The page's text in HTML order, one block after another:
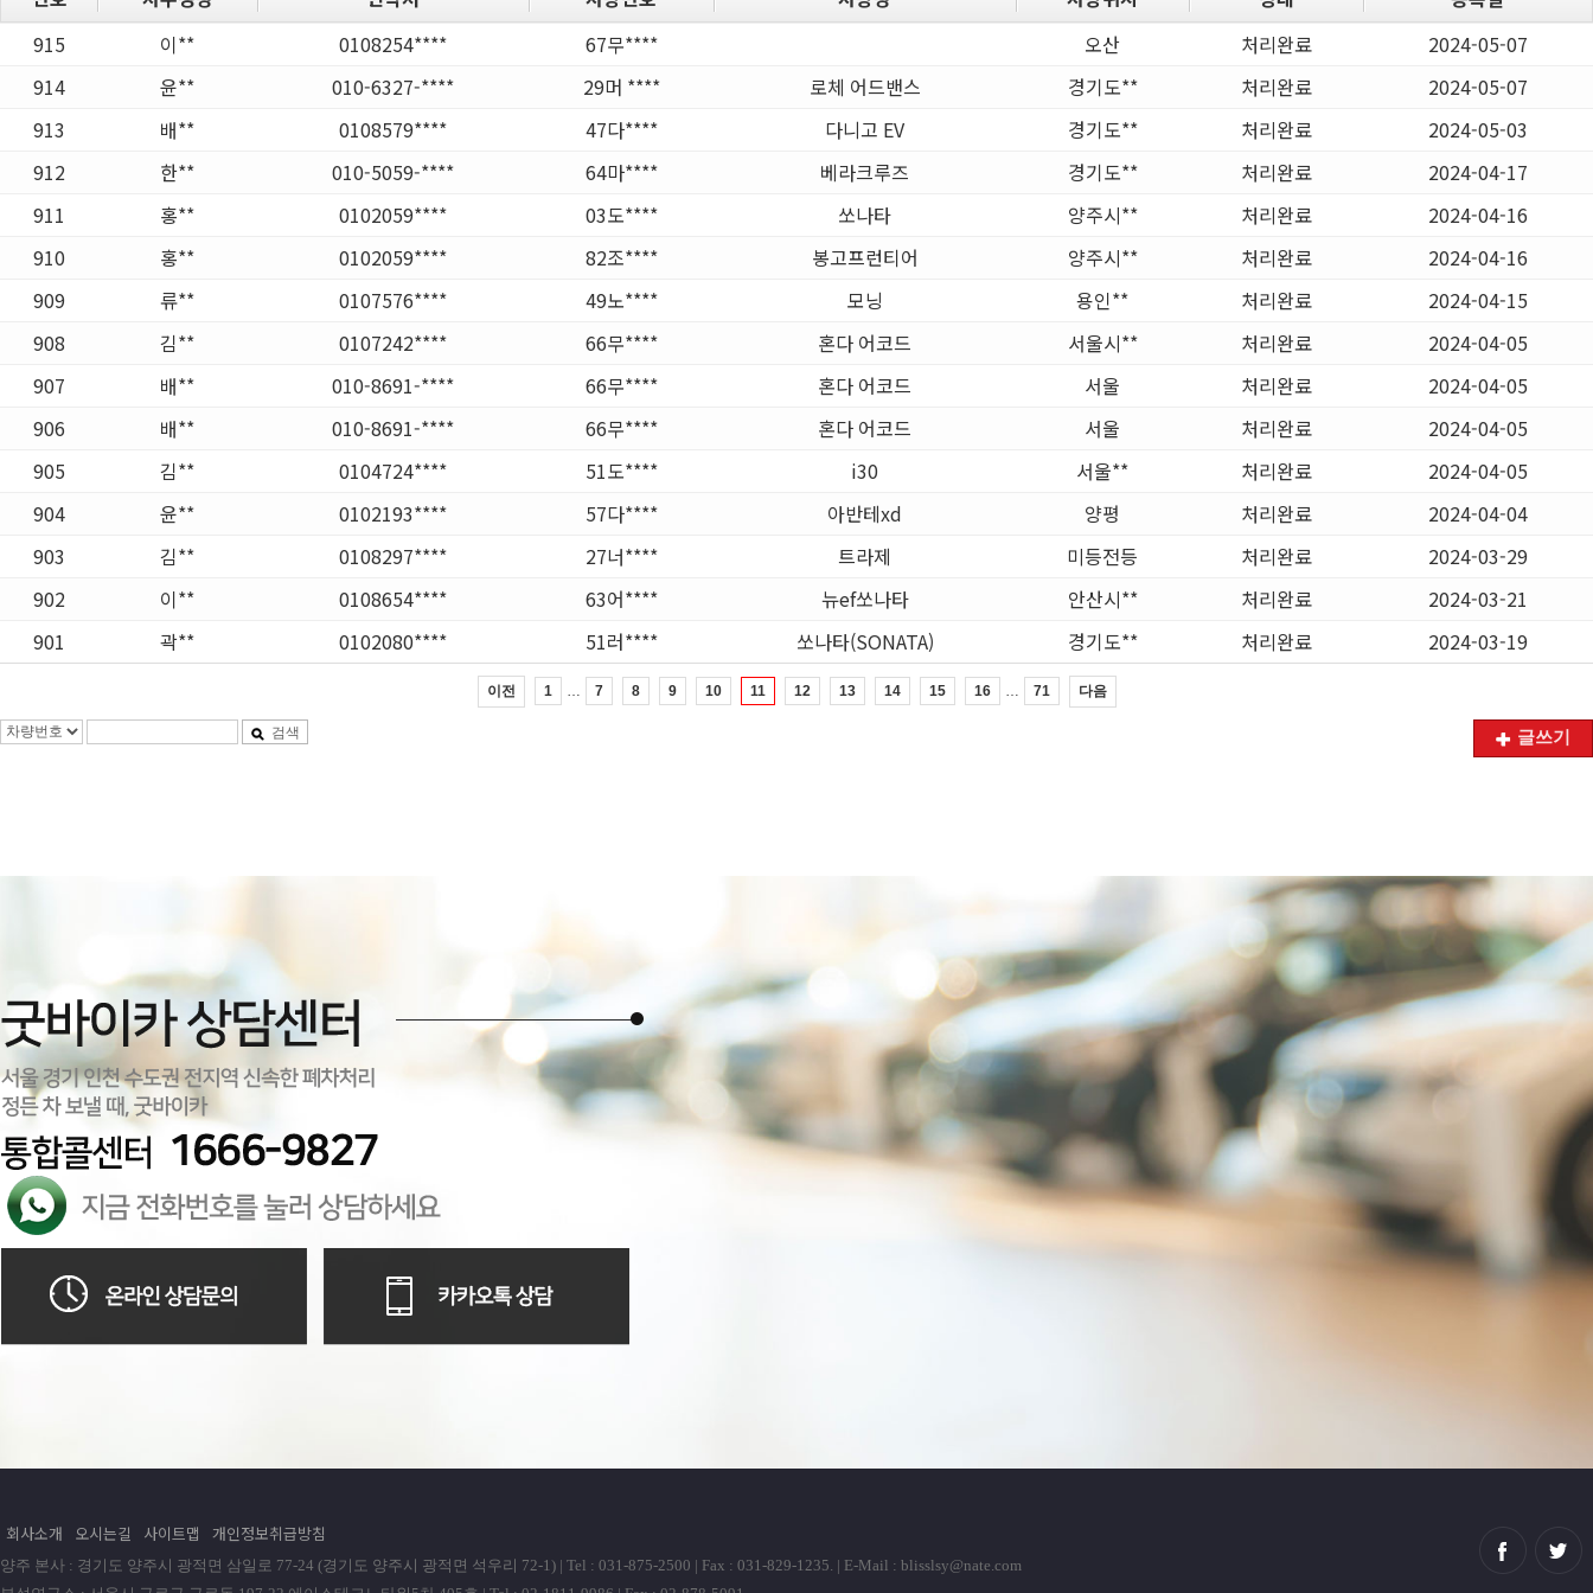
915
이** 0108254**** 67무**** 오산 처리완료
2024-05-07
914
윤** 010-6327-**** 29머 **** 로체 어드밴스 경기도** 처리완료
2024-05-07
913
배** 0108579**** 47다**** 다니고 EV 경기도** 처리완료
2024-05-03
912
한** 010-5059-**** 64마**** 베라크루즈 경기도** 처리완료
2024-04-17
911
홍** 0102059**** 03도**** 쏘나타 양주시** 처리완료
2024-04-16
910
홍** 0102059**** 82조**** 봉고프런티어 양주시** 처리완료
2024-04-16
909
류** 0107576**** 49노**** 모닝 용인** 처리완료
2024-04-15
908
김** 0107242**** 66무**** 혼다 어코드 서울시** 처리완료
2024-04-05
907
배** 010-8691-**** 66무**** 혼다 어코드 서울 처리완료
2024-04-05
906
배** 010-8691-**** 66무**** 혼다 어코드 서울 처리완료
2024-04-05
905
김** 0104724**** 51도**** i30 서울** 처리완료
2024-04-05
904
윤** 0102193**** 57다**** 아반테xd 양평 처리완료
2024-04-04
903
김** 0108297**** 27너**** 트라제 미등전등 처리완료
2024-03-29
902
이** 0108654**** 63어**** 뉴ef쏘나타 안산시** 처리완료
2024-03-21
901
곽** 0102080**** 51러**** 쏘나타(SONATA) 경기도** 처리완료 2024-03-19
이전 1 7 8 9 10 11 12 13 14 15 16 71 다음
검색 글쓰기
회사소개 오시는길 사이트맵 개인정보취급방침
양주 본사 : 경기도 양주시 광적면 삼일로 77-24 (경기도 양주시 광적면 석우리 72-1) | Tel : 031-875-2500 | Fax : 031-829-1235. | E-Mail : blisslsy@nate.com